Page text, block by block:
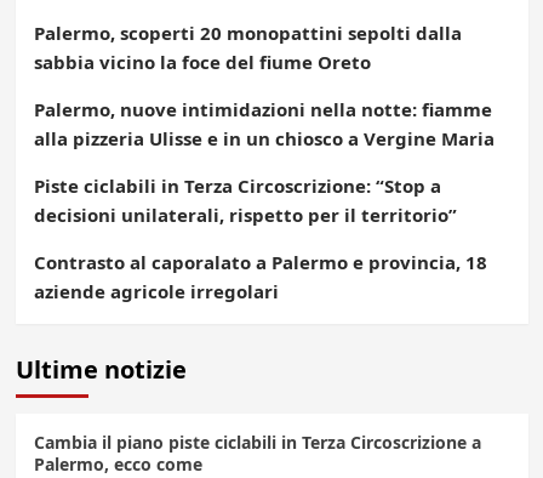
Palermo, scoperti 20 monopattini sepolti dalla
sabbia vicino la foce del fiume Oreto
Palermo, nuove intimidazioni nella notte: fiamme
alla pizzeria Ulisse e in un chiosco a Vergine Maria
Piste ciclabili in Terza Circoscrizione: “Stop a
decisioni unilaterali, rispetto per il territorio”
Contrasto al caporalato a Palermo e provincia, 18
aziende agricole irregolari
Ultime notizie
Cambia il piano piste ciclabili in Terza Circoscrizione a
Palermo, ecco come